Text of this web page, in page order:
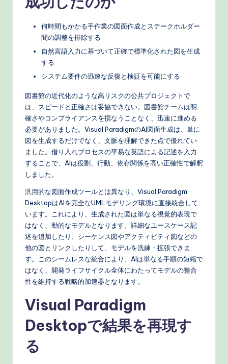
何時間もかかる手作業の図面作成とステークホルダー
間の調整を排除する
自然言語入力に基づいて正確で標準化された図を生成
する
システム要件の迅速な反復と検証を可能にする
図書館の近代化のような高リスクの公共プロジェクトで
は、スピードと正確さは妥協できない。図書館チームは明
確さやコンプライアンスを損なうことなく、迅速に進める
必要がありました。Visual ParadigmのAI図面生成は、単に
図を生成するだけでなく、文脈を理解できた点で優れてい
ました。借り入れプロセスの平易な英語による記述を入力
することで、AIは役割、行動、依存関係を高い正確性で解釈
しました。
汎用的な図面作成ツールとは異なり、Visual Paradigm
DesktopはAIを完全なUMLモデリング環境に直接統合して
います。これにより、生成された図は単なる視覚的表現で
はなく、動的なモデルとなります。詳細なユースケース記
述を追加したり、シーケンス図やアクティビティ図などの
他の図とリンクしたりして、モデルを洗練・拡張できま
す。このシームレスな統合により、AIは単なる手順の短縮で
はなく、開発ライフサイクル全体にわたってモデルの整合
性を維持する戦略的加速器となります。
Visual Paradigm
Desktopで結果を再現す
る